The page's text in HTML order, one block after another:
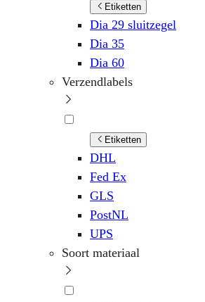
Etiketten
Dia 29 sluitzegel
Dia 35
Dia 60
Verzendlabels
Etiketten
DHL
Fed Ex
GLS
PostNL
UPS
Soort materiaal